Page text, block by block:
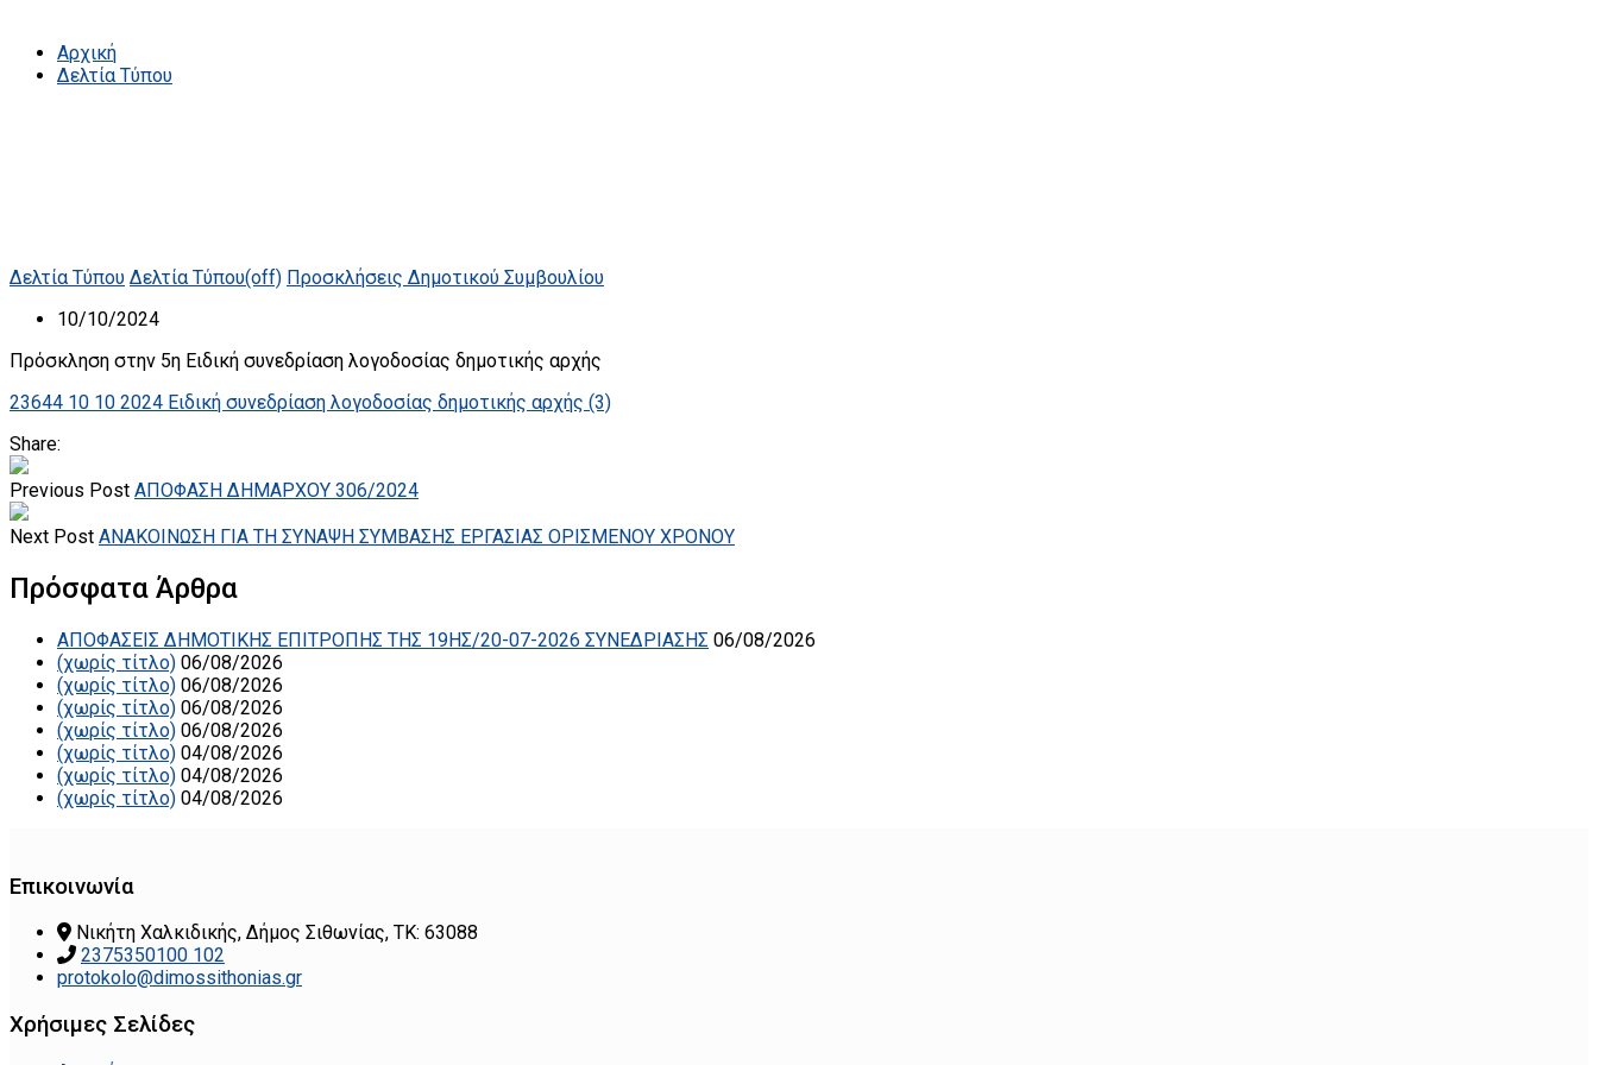
Αρχική
Δελτία Τύπου
Δελτία Τύπου Δελτία Τύπου(off) Προσκλήσεις Δημοτικού Συμβουλίου
10/10/2024
Πρόσκληση στην 5η Ειδική συνεδρίαση λογοδοσίας δημοτικής αρχής
23644 10 10 2024 Ειδική συνεδρίαση λογοδοσίας δημοτικής αρχής (3)
Share:
Previous Post ΑΠΟΦΑΣΗ ΔΗΜΑΡΧΟΥ 306/2024
Next Post ΑΝΑΚΟΙΝΩΣΗ ΓΙΑ ΤΗ ΣΥΝΑΨΗ ΣΥΜΒΑΣΗΣ ΕΡΓΑΣΙΑΣ ΟΡΙΣΜΕΝΟΥ ΧΡΟΝΟΥ
Πρόσφατα Άρθρα
ΑΠΟΦΑΣΕΙΣ ΔΗΜΟΤΙΚΗΣ ΕΠΙΤΡΟΠΗΣ ΤΗΣ 19ΗΣ/20-07-2026 ΣΥΝΕΔΡΙΑΣΗΣ 06/08/2026
(χωρίς τίτλο) 06/08/2026
(χωρίς τίτλο) 06/08/2026
(χωρίς τίτλο) 06/08/2026
(χωρίς τίτλο) 06/08/2026
(χωρίς τίτλο) 04/08/2026
(χωρίς τίτλο) 04/08/2026
(χωρίς τίτλο) 04/08/2026
Επικοινωνία
Νικήτη Χαλκιδικής, Δήμος Σιθωνίας, ΤΚ: 63088
2375350100 102
protokolo@dimossithonias.gr
Χρήσιμες Σελίδες